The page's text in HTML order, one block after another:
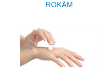
ROKĀM